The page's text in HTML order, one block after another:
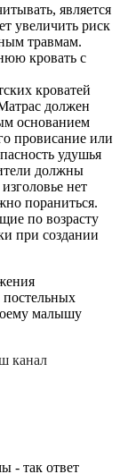
является
увеличить риск
травмам.
кровать с
кроватей
должен
основанием
провисание или
удушья
должны
нет
пораниться.
по возрасту
при создании
постельных
малышу
канал
так ответ